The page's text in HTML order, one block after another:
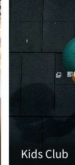
即
Kids Club